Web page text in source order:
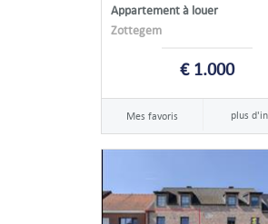
Appartement à louer
Zottegem
€ 1.000
Mes favoris plus